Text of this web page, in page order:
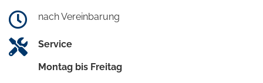
nach Vereinbarung
Service
Montag bis Freitag